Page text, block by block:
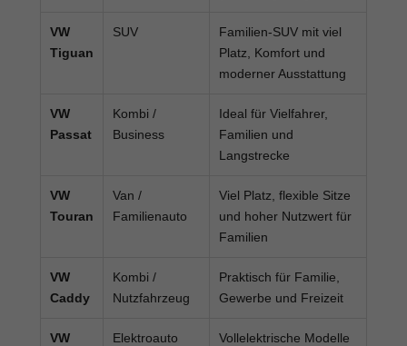
VW
Tiguan
SUV
Familien-SUV mit viel
Platz, Komfort und
moderner Ausstattung
VW
Passat
Kombi /
Business
Ideal für Vielfahrer,
Familien und
Langstrecke
VW
Touran
Van /
Familienauto
Viel Platz, flexible Sitze
und hoher Nutzwert für
Familien
VW
Caddy
Kombi /
Nutzfahrzeug
Praktisch für Familie,
Gewerbe und Freizeit
VW
Elektroauto
Vollelektrische Modelle